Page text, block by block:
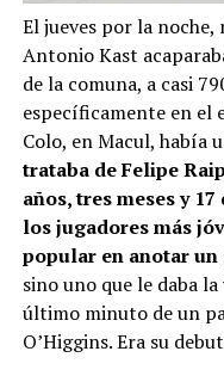
El jueves por la noche,
Antonio Kast
de la comuna, a casi
específicamente en el
Colo, en Macul, había
trataba de Felipe
años, tres meses y
los jugadores más
popular en anotar un
sino uno que le daba
último minuto de un
O’Higgins. Era su